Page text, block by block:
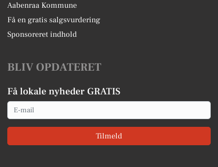
Aabenraa Kommune
Få en gratis salgsvurdering
Sponsoreret indhold
BLIV OPDATERET
Få lokale nyheder GRATIS
Email
Tilmeld